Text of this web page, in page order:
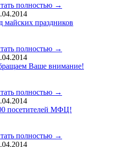
полностью →
праздников
полностью →
Ваше внимание!
полностью →
посетителей МФЦ!
полностью →